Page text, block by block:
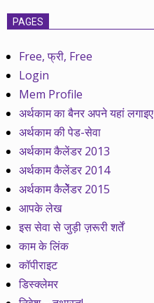
PAGES
Free, फ्री, Free
Login
Mem Profile
अर्थकाम का बैनर अपने यहां लगाइए
अर्थकाम की पेड-सेवा
अर्थकाम कैलेंडर 2013
अर्थकाम कैलेंडर 2014
अर्थकाम कैलेेंडर 2015
आपके लेख
इस सेवा से जुड़ी ज़रूरी शर्तें
काम के लिंक
कॉपीराइट
डिस्क्लेमर